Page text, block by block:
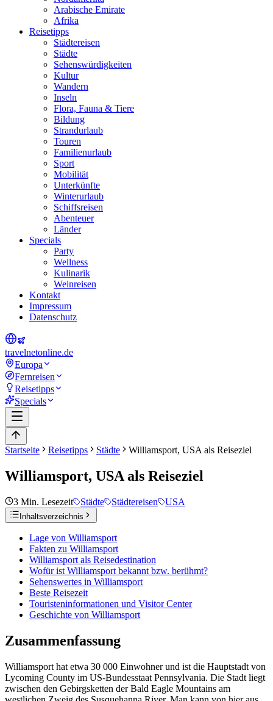
Arabische Emirate
Afrika
Reisetipps
Städtereisen
Städte
Sehenswürdigkeiten
Kultur
Wandern
Inseln
Flora, Fauna & Tiere
Bildung
Strandurlaub
Touren
Familienurlaub
Sport
Mobilität
Unterkünfte
Winterurlaub
Schiffsreisen
Abenteuer
Länder
Specials
Party
Wellness
Kulinarik
Weinreisen
Kontakt
Impressum
Datenschutz
travelnetonline.de
Europa
Fernreisen
Reisetipps
Specials
Startseite Reisetipps Städte Williamsport, USA als Reiseziel
Williamsport, USA als Reiseziel
3 Min. Lesezeit Städte Städtereisen USA
Inhaltsverzeichnis
Lage von Williamsport
Fakten zu Williamsport
Williamsport als Reisedestination
Wofür ist Williamsport bekannt bzw. berühmt?
Sehenswertes in Williamsport
Beste Reisezeit
Touristeninformationen und Visitor Center
Geschichte von Williamsport
Zusammenfassung
Williamsport hat etwa 30 000 Einwohner und ist die Hauptstadt von
Lycoming County im US-Bundesstaat Pennsylvania. Die Stadt liegt
zwischen den Gebirgsketten der Bald Eagle Mountains am